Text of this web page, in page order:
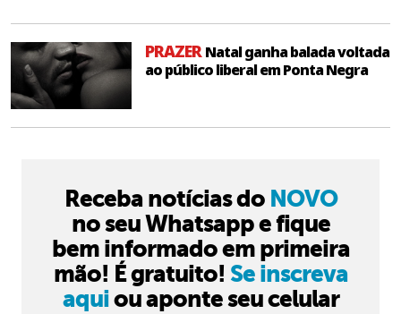
PRAZER Natal ganha balada voltada
ao público liberal em Ponta Negra
Receba notícias do NOVO
no seu Whatsapp e fique
bem informado em primeira
mão! É gratuito! Se inscreva
aquiou aponte seu celular